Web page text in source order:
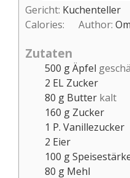
Gericht: Kuchenteller
Calories:
Author:
Zutaten
500 gÄpfel
2 EL Zucker
80 g Butter kalt
160 g Zucker
1 P. Vanillezucker
2 Eier
100 g
80 g Mehl